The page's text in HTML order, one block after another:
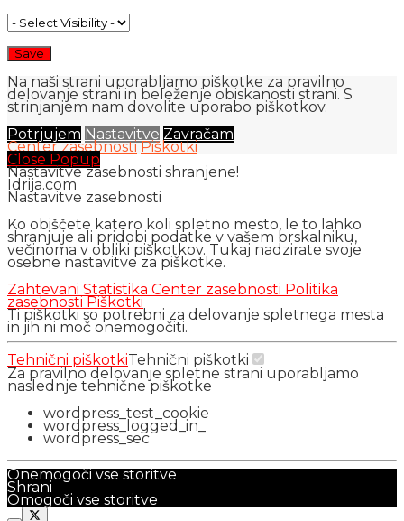
Na naši strani uporabljamo piškotke za pravilno
delovanje strani in beleženje obiskanosti strani. S
strinjanjem nam dovolite uporabo piškotkov.
Potrjujem Nastavitve Zavračam
Center zasebnosti Piškotki
Close Popup
Nastavitve zasebnosti shranjene!
Idrija.com
Nastavitve zasebnosti
Ko obiščete katero koli spletno mesto, le to lahko
shranjuje ali pridobi podatke v vašem brskalniku,
večinoma v obliki piškotkov. Tukaj nadzirate svoje
osebne nastavitve za piškotke.
Zahtevani Statistika Center zasebnosti Politika
zasebnostiPiškotki
Ti piškotki so potrebni za delovanje spletnega mesta
in jih ni moč onemogočiti.
Tehnični piškotkiTehnični piškotki
Za pravilno delovanje spletne strani uporabljamo
naslednje tehnične piškotke
wordpress_test_cookie
wordpress_logged_in_
wordpress_sec
Onemogoči vse storitve
Shrani
Omogoči vse storitve